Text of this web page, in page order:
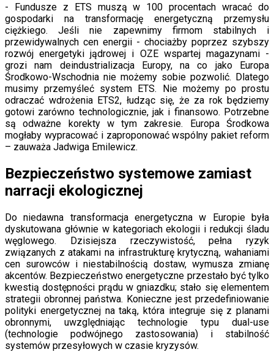
- Fundusze z ETS muszą w 100 procentach wracać do
gospodarki na transformację energetyczną przemysłu
ciężkiego. Jeśli nie zapewnimy firmom stabilnych i
przewidywalnych cen energii - chociażby poprzez szybszy
rozwój energetyki jądrowej i OZE wspartej magazynami -
grozi nam deindustrializacja Europy, na co jako Europa
Środkowo-Wschodnia nie możemy sobie pozwolić. Dlatego
musimy przemyśleć system ETS. Nie możemy po prostu
odraczać wdrożenia ETS2, łudząc się, że za rok będziemy
gotowi zarówno technologicznie, jak i finansowo. Potrzebne
są odważne korekty w tym zakresie. Europa Środkowa
mogłaby wypracować i zaproponować wspólny pakiet reform
– zauważa Jadwiga Emilewicz.
Bezpieczeństwo systemowe zamiast
narracji ekologicznej
Do niedawna transformacja energetyczna w Europie była
dyskutowana głównie w kategoriach ekologii i redukcji śladu
węglowego. Dzisiejsza rzeczywistość, pełna ryzyk
związanych z atakami na infrastrukturę krytyczną, wahaniami
cen surowców i niestabilnością dostaw, wymusza zmianę
akcentów. Bezpieczeństwo energetyczne przestało być tylko
kwestią dostępności prądu w gniazdku; stało się elementem
strategii obronnej państwa. Konieczne jest przedefiniowanie
polityki energetycznej na taką, która integruje się z planami
obronnymi, uwzględniając technologie typu dual-use
(technologie podwójnego zastosowania) i stabilność
systemów przesyłowych w czasie kryzysów.